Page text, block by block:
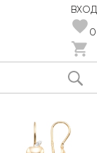
ВХОД
0